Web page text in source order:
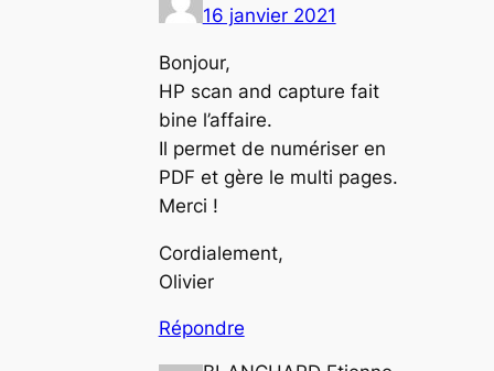
16 janvier 2021
Bonjour,
HP scan and capture fait
bine l’affaire.
Il permet de numériser en
PDF et gère le multi pages.
Merci !
Cordialement,
Olivier
Répondre